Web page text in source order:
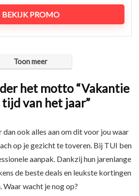
BEKIJK PROMO
Toon meer
het motto “Vakantie
van het jaar”
ook alles aan om dit voor jou waar
op je gezicht te toveren. Bij TUI ben
aanpak. Dankzij hun jarenlange
de beste deals en leukste kortingen
wacht je nog op?